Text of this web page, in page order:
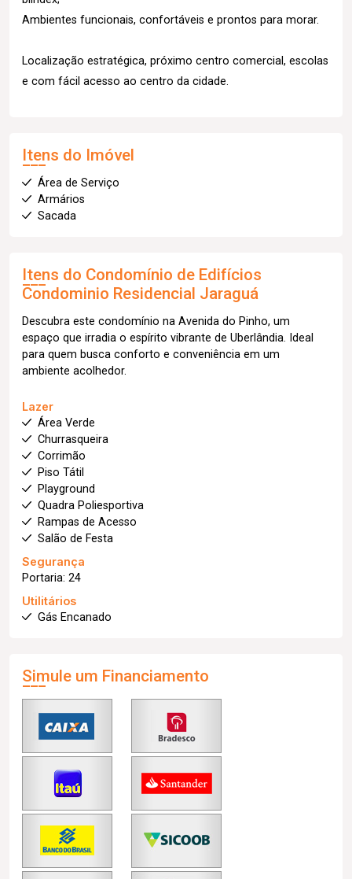
Ambientes funcionais, confortáveis e prontos para morar.
Localização estratégica, próximo centro comercial, escolas
e com fácil acesso ao centro da cidade.
Itens do Imóvel
Área de Serviço
Armários
Sacada
Itens do Condomínio de Edifícios
Condominio Residencial Jaraguá
Descubra este condomínio na Avenida do Pinho, um
espaço que irradia o espírito vibrante de Uberlândia. Ideal
para quem busca conforto e conveniência em um
ambiente acolhedor.
Lazer
Área Verde
Churrasqueira
Corrimão
Piso Tátil
Playground
Quadra Poliesportiva
Rampas de Acesso
Salão de Festa
Segurança
Portaria: 24
Utilitários
Gás Encanado
Simule um Financiamento